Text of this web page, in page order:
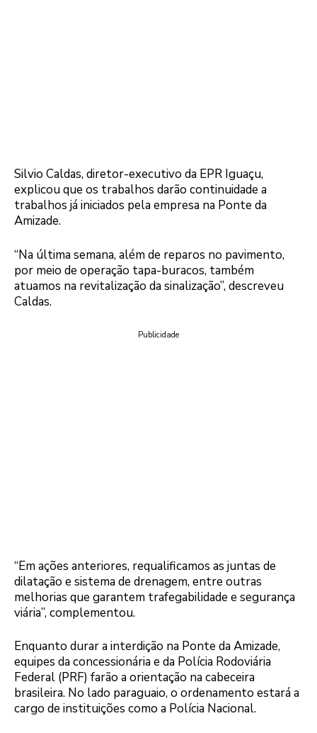
Silvio Caldas, diretor-executivo da EPR Iguaçu,
explicou que os trabalhos darão continuidade a
trabalhos já iniciados pela empresa na Ponte da
Amizade.
“Na última semana, além de reparos no pavimento,
por meio de operação tapa-buracos, também
atuamos na revitalização da sinalização”, descreveu
Caldas.
Publicidade
“Em ações anteriores, requalificamos as juntas de
dilatação e sistema de drenagem, entre outras
melhorias que garantem trafegabilidade e segurança
viária”, complementou.
Enquanto durar a interdição na Ponte da Amizade,
equipes da concessionária e da Polícia Rodoviária
Federal (PRF) farão a orientação na cabeceira
brasileira. No lado paraguaio, o ordenamento estará a
cargo de instituições como a Polícia Nacional.